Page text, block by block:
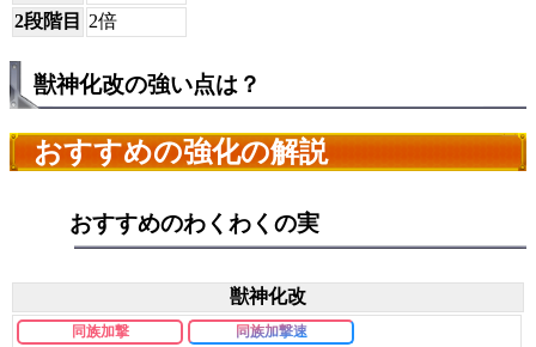
2段階目
2倍
獣神化改の強い点は？
おすすめの強化の解説
おすすめのわくわくの実
獣神化改
同族加撃 同族加撃速